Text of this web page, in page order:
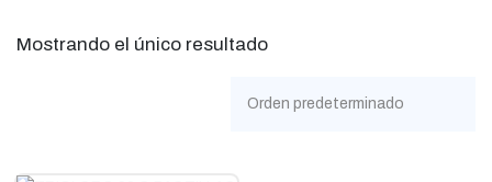
Mostrando el único resultado